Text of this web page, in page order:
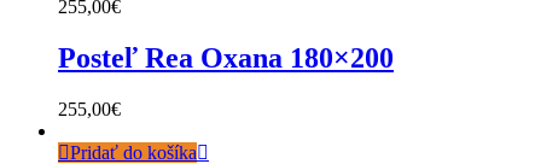
255,00€
Posteľ Rea Oxana 180×200
255,00€
Pridať do košíka